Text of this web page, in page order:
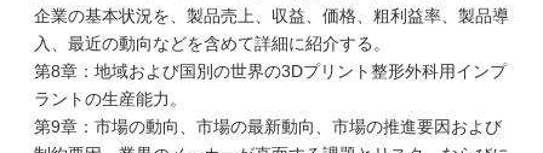
企業の基本状況を、製品売上、収益、価格、粗利益率、製品導
入、最近の動向などを含めて詳細に紹介する。
第8章：地域および国別の世界の3Dプリント整形外科用インプ
ラントの生産能力。
第9章：市場の動向、市場の最新動向、市場の推進要因および